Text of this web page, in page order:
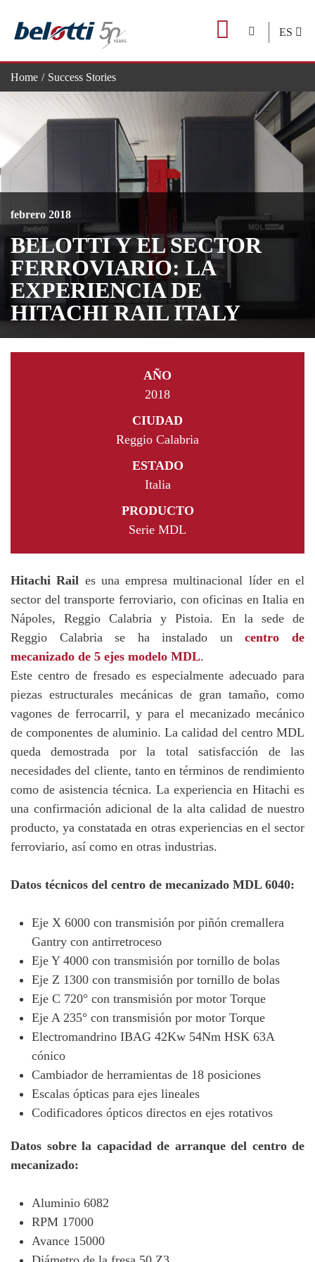
content
ES
Home Success Stories
Belotti y el sector ferroviario: la experiencia de Hitachi Rail Italy
febrero 2018
BELOTTI Y EL SECTOR
FERROVIARIO: LA
EXPERIENCIA DE
HITACHI RAIL ITALY
AÑO
2018
CIUDAD
Reggio Calabria
ESTADO
Italia
PRODUCTO
Serie MDL
Hitachi Rail es una empresa multinacional líder en el
sector del transporte ferroviario, con oficinas en Italia en
Nápoles, Reggio Calabria y Pistoia. En la sede de
Reggio Calabria se ha instalado uncentro de
mecanizado de 5 ejes modelo MDL.
Este centro de fresado es especialmente adecuado para
piezas estructurales mecánicas de gran tamaño, como
vagones de ferrocarril, y para el mecanizado mecánico
de componentes de aluminio. La calidad del centro MDL
queda demostrada por la total satisfacción de las
necesidades del cliente, tanto en términos de rendimiento
como de asistencia técnica. La experiencia en Hitachi es
una confirmación adicional de la alta calidad de nuestro
producto, ya constatada en otras experiencias en el sector
ferroviario, así como en otras industrias.
Datos técnicos del centro de mecanizado MDL 6040:
Eje X 6000 con transmisión por piñón cremallera
Gantry con antirretroceso
Eje Y 4000 con transmisión por tornillo de bolas
Eje Z 1300 con transmisión por tornillo de bolas
Eje C 720° con transmisión por motor Torque
Eje A 235° con transmisión por motor Torque
Electromandrino IBAG 42Kw 54Nm HSK 63A
cónico
Cambiador de herramientas de 18 posiciones
Escalas ópticas para ejes lineales
Codificadores ópticos directos en ejes rotativos
Datos sobre la capacidad de arranque del centro de
mecanizado:
Aluminio 6082
RPM 17000
Avance 15000